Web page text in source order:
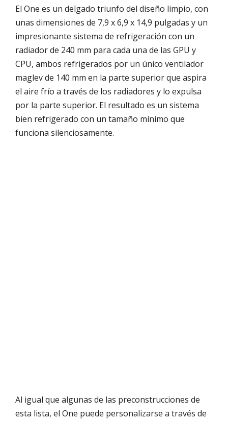
El One es un delgado triunfo del diseño limpio, con
unas dimensiones de 7,9 x 6,9 x 14,9 pulgadas y un
impresionante sistema de refrigeración con un
radiador de 240 mm para cada una de las GPU y
CPU, ambos refrigerados por un único ventilador
maglev de 140 mm en la parte superior que aspira
el aire frío a través de los radiadores y lo expulsa
por la parte superior. El resultado es un sistema
bien refrigerado con un tamaño mínimo que
funciona silenciosamente.
Al igual que algunas de las preconstrucciones de
esta lista, el One puede personalizarse a través de